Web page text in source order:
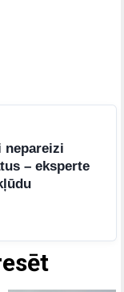
nepareizi
– eksperte